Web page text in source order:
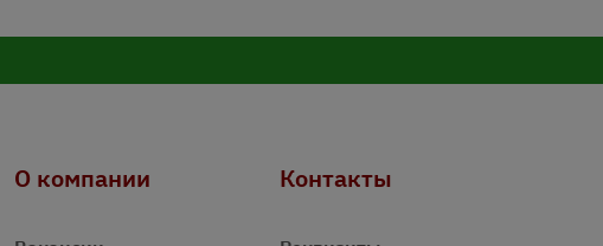
О компании Контакты